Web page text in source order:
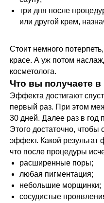
три дня после
или другой крем,
Стоит немного
красе. А уж потом
косметолога.
Что вы получаете в
Эффекта достигают
первый раз. При этом
30 дней. Далее раз в год
Этого достаточно,
эффект. Какой
что после процедуры
расширенные поры;
любая пигментация;
небольшие морщинки;
сосудистые